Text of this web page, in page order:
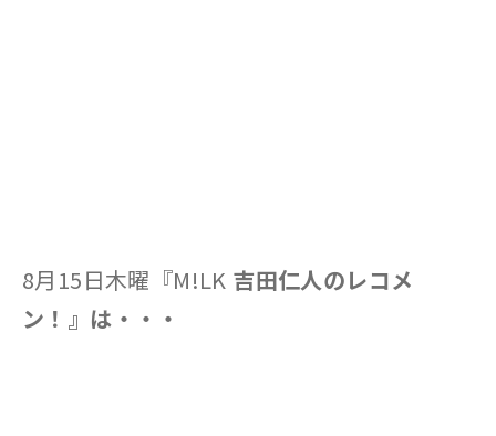
8月15日木曜『M!LK 吉田仁人のレコメ
ン！』は・・・